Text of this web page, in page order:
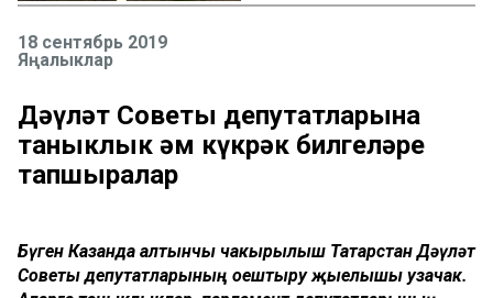
18 сентябрь 2019
Яңалыклар
Дәүләт Советы депутатларына
таныклык һәм күкрәк билгеләре
тапшыралар
Бүген Казанда алтынчы чакырылыш Татарстан Дәүләт
Советы депутатларының оештыру җыелышы узачак.